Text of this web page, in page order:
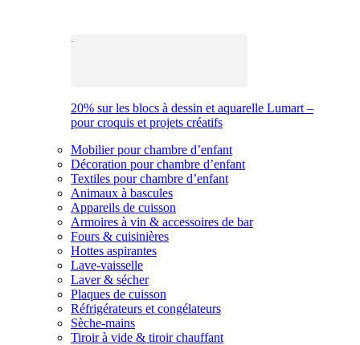
20% sur les blocs à dessin et aquarelle Lumart –
pour croquis et projets créatifs
Mobilier pour chambre d’enfant
Décoration pour chambre d’enfant
Textiles pour chambre d’enfant
Animaux à bascules
Appareils de cuisson
Armoires à vin & accessoires de bar
Fours & cuisinières
Hottes aspirantes
Lave-vaisselle
Laver & sécher
Plaques de cuisson
Réfrigérateurs et congélateurs
Sèche-mains
Tiroir à vide & tiroir chauffant